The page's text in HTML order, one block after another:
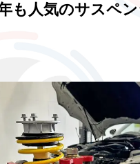
も人気のサスペ